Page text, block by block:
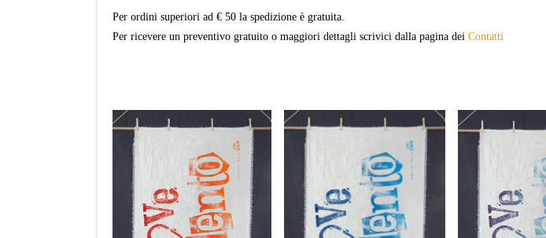
Per ordini superiori ad € 50 la spedizione è gratuita.
Per ricevere un preventivo gratuito o maggiori dettagli scrivici dalla pagina dei Contatti